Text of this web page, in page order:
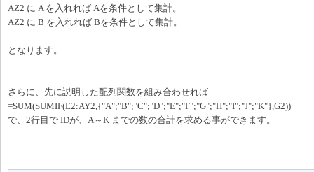
AZ2 に A を入れれば Aを条件として集計。
AZ2 に B を入れれば Bを条件として集計。
となります。
さらに、先に説明した配列関数を組み合わせれば
=SUM(SUMIF(E2:AY2,{"A";"B";"C";"D";"E";"F";"G";"H";"I";"J";"K"},G2))
で、2行目で IDが、A～K までの数の合計を求める事ができます。